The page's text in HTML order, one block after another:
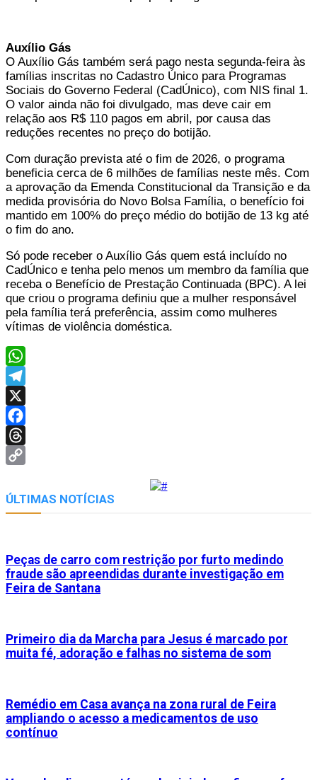
Auxílio Gás
O Auxílio Gás também será pago nesta segunda-feira às
famílias inscritas no Cadastro Único para Programas
Sociais do Governo Federal (CadÚnico), com NIS final 1.
O valor ainda não foi divulgado, mas deve cair em
relação aos R$ 110 pagos em abril, por causa das
reduções recentes no preço do botijão.
Com duração prevista até o fim de 2026, o programa
beneficia cerca de 6 milhões de famílias neste mês. Com
a aprovação da Emenda Constitucional da Transição e da
medida provisória do Novo Bolsa Família, o benefício foi
mantido em 100% do preço médio do botijão de 13 kg até
o fim do ano.
Só pode receber o Auxílio Gás quem está incluído no
CadÚnico e tenha pelo menos um membro da família que
receba o Benefício de Prestação Continuada (BPC). A lei
que criou o programa definiu que a mulher responsável
pela família terá preferência, assim como mulheres
vítimas de violência doméstica.
WhatsApp
Telegram
X
Facebook
Threads
Link
ÚLTIMAS NOTÍCIAS
Peças de carro com restrição por furto medindo
fraude são apreendidas durante investigação em
Feira de Santana
Primeiro dia da Marcha para Jesus é marcado por
muita fé, adoração e falhas no sistema de som
Remédio em Casa avança na zona rural de Feira
ampliando o acesso a medicamentos de uso
contínuo